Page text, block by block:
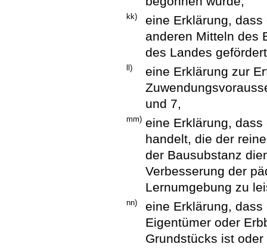
kk)
eine Erklärung,
anderen Mitteln des
des Landes
ll)
eine Erklärung zur
und 7,
mm) eine Erklärung,
handelt, die der
der Bausubstanz
Verbesserung der
Lernumgebung zu
nn)
eine Erklärung,
Eigentümer oder
Grundstücks ist